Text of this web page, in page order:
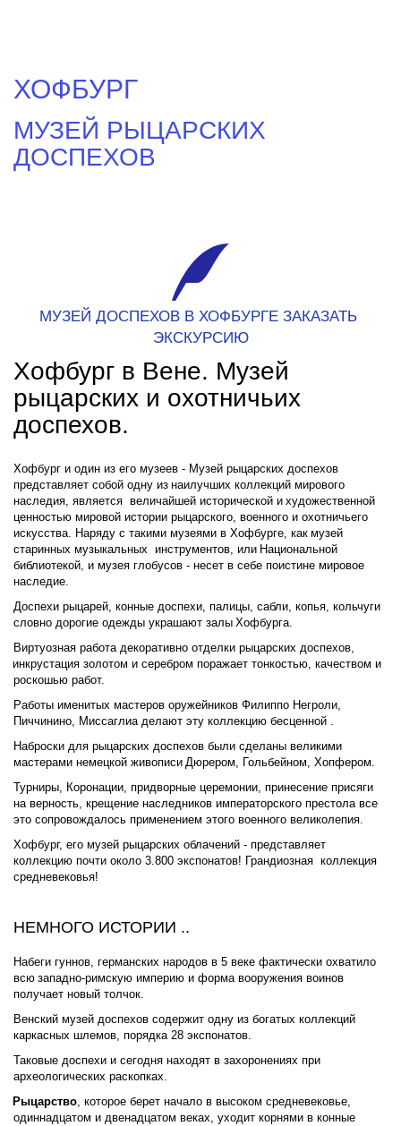
ХОФБУРГ
МУЗЕЙ РЫЦАРСКИХ
ДОСПЕХОВ
МУЗЕЙ ДОСПЕХОВ В ХОФБУРГЕ ЗАКАЗАТЬ
ЭКСКУРСИЮ
Хофбург в Вене. Музей
рыцарских и охотничьих
доспехов.
Хофбург и один из его музеев - Музей рыцарских доспехов
представляет собой одну из наилучших коллекций мирового
наследия, является  величайшей исторической и художественной
ценностью мировой истории рыцарского, военного и охотничьего
искусства. Наряду с такими музеями в Хофбурге, как музей
старинных музыкальных  инструментов, или Национальной
библиотекой, и музея глобусов - несет в себе поистине мировое
наследие.
Доспехи рыцарей, конные доспехи, палицы, сабли, копья, кольчуги
словно дорогие одежды украшают залы Хофбурга.
инкрустация золотом и серебром поражает тонкостью, качеством и
роскошью работ.
Работы именитых мастеров оружейников Филиппо Негроли,
Пиччинино, Миссаглиа делают эту коллекцию бесценной .
Наброски для рыцарских доспехов были сделаны великими
мастерами немецкой живописи Дюрером, Гольбейном, Хопфером.
Турниры, Коронации, придворные церемонии, принесение присяги
на верность, крещение наследников императорского престола все
это сопровождалось применением этого военного великолепия.
Хофбург, его музей рыцарских облачений - представляет
средневековья!
НЕМНОГО ИСТОРИИ ..
Набеги гуннов, германских народов в 5 веке фактически охватило
всю западно-римскую империю и форма вооружения воинов
получает новый толчок.
Венский музей доспехов содержит одну из богатых коллекций
каркасных шлемов, порядка 28 экспонатов.
Таковые доспехи и сегодня находят в захоронениях при
археологических раскопках.
Рыцарство, которое берет начало в высоком средневековье,
одиннадцатом и двенадцатом веках, уходит корнями в конные